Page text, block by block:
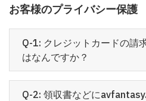
お客様のプライバシー保護
Q-1: クレジットカードの請
はなんですか？
Q-2: 領収書などに